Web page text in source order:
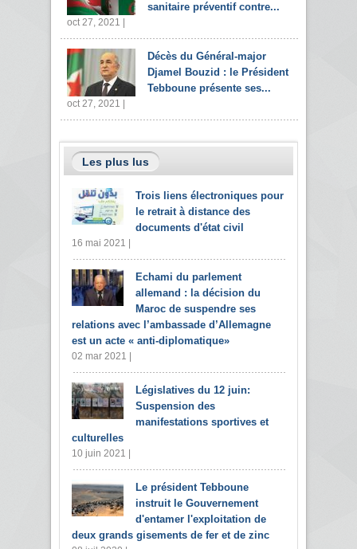
sanitaire préventif contre...
oct 27, 2021 |
Décès du Général-major
Djamel Bouzid : le Président
Tebboune présente ses...
oct 27, 2021 |
Les plus lus
Trois liens électroniques pour
le retrait à distance des
documents d'état civil
16 mai 2021 |
Echami du parlement
allemand : la décision du
Maroc de suspendre ses
relations avec l’ambassade d’Allemagne
est un acte « anti-diplomatique»
02 mar 2021 |
Législatives du 12 juin:
Suspension des
manifestations sportives et
culturelles
10 juin 2021 |
Le président Tebboune
instruit le Gouvernement
d'entamer l'exploitation de
deux grands gisements de fer et de zinc